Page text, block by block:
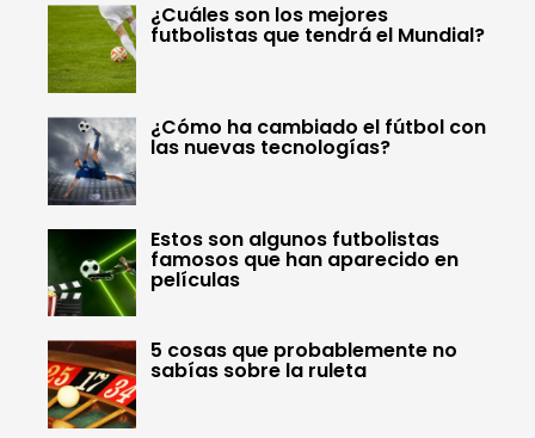
¿Cuáles son los mejores
futbolistas que tendrá el Mundial?
¿Cómo ha cambiado el fútbol con
las nuevas tecnologías?
Estos son algunos futbolistas
famosos que han aparecido en
películas
5 cosas que probablemente no
sabías sobre la ruleta